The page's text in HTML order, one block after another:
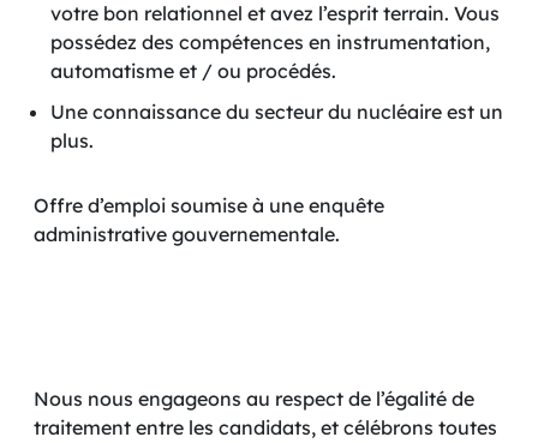
votre bon relationnel et avez l’esprit terrain. Vous
possédez des compétences en instrumentation,
automatisme et / ou procédés.
Une connaissance du secteur du nucléaire est un
plus.
Offre d’emploi soumise à une enquête
administrative gouvernementale.
Nous nous engageons au respect de l’égalité de
traitement entre les candidats, et célébrons toutes